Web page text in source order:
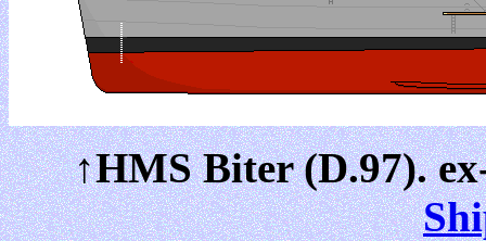
↑HMS Biter (D.97).